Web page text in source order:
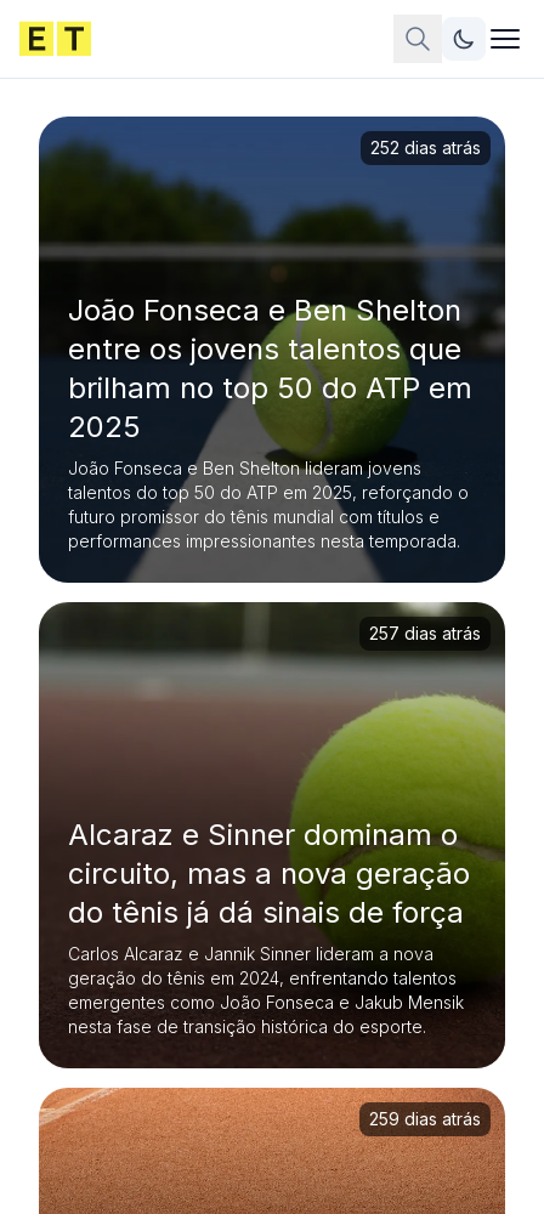
João Fonseca e Ben Shelton
entre os jovens talentos que
brilham no top 50 do ATP em
2025
João Fonseca e Ben Shelton lideram jovens
talentos do top 50 do ATP em 2025, reforçando o
futuro promissor do tênis mundial com títulos e
performances impressionantes nesta temporada.
252 dias atrás
Alcaraz e Sinner dominam o
circuito, mas a nova geração
do tênis já dá sinais de força
Carlos Alcaraz e Jannik Sinner lideram a nova
geração do tênis em 2024, enfrentando talentos
emergentes como João Fonseca e Jakub Mensik
nesta fase de transição histórica do esporte.
257 dias atrás
259 dias atrás